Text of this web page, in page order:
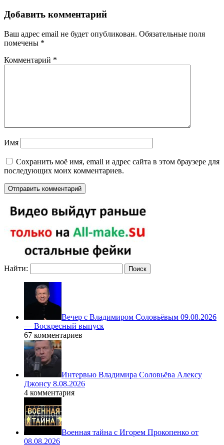
Добавить комментарий
Ваш адрес email не будет опубликован. Обязательные поля
помечены *
Комментарий *
Имя
Сохранить моё имя, email и адрес сайта в этом браузере для
последующих моих комментариев.
Найти:
Вечер с Владимиром Соловьёвым 09.08.2026
— Воскресный выпуск
67 комментариев
Интервью Владимира Соловьёва Алексу
Джонсу 8.08.2026
4 комментария
Военная тайна с Игорем Прокопенко от
08.08.2026